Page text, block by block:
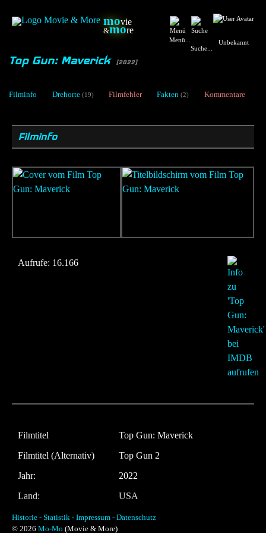
movie
&more
Menü...
Suche...
Unbekannt
Top Gun: Maverick [2022]
Filminfo Drehorte (19) Filmfehler Fakten (2) Kommentare
Filminfo
Aufrufe: 16.166
Filmtitel
Top Gun: Maverick
Filmtitel (Alternativ)
Top Gun 2
Jahr:
2022
Land:
USA
Laufzeit:
130 Minuten
Historie - Statistik - Impressum - Datenschutz
© 2026 Mo-Mo (Movie & More)